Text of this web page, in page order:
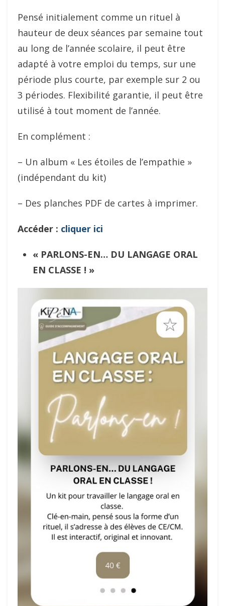
Pensé initialement comme un rituel à
hauteur de deux séances par semaine tout
au long de l’année scolaire, il peut être
adapté à votre emploi du temps, sur une
période plus courte, par exemple sur 2 ou
3 périodes. Flexibilité garantie, il peut être
utilisé à tout moment de l’année.
En complément :
– Un album « Les étoiles de l’empathie »
(indépendant du kit)
– Des planches PDF de cartes à imprimer.
Accéder : cliquer ici
« PARLONS-EN… DU LANGAGE ORAL
EN CLASSE ! »